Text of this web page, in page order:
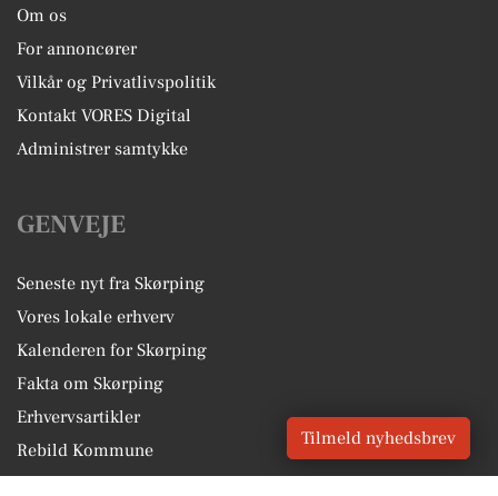
Om os
For annoncører
Vilkår og Privatlivspolitik
Kontakt VORES Digital
Administrer samtykke
GENVEJE
Seneste nyt fra Skørping
Vores lokale erhverv
Kalenderen for Skørping
Fakta om Skørping
Erhvervsartikler
Rebild Kommune
Tilmeld nyhedsbrev